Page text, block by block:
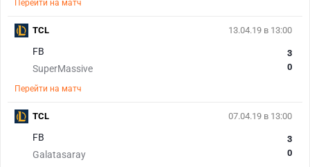
Перейти на матч
13.04.19 в 13:00
FB
SuperMassive
3
0
Перейти на матч
TCL
07.04.19 в 13:00
FB
Galatasaray
3
0
TCL